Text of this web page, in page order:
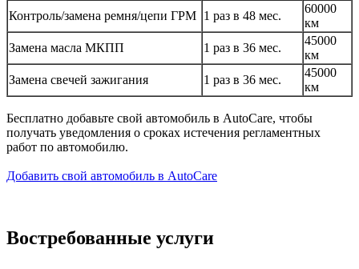
Контроль/замена ремня/цепи ГРМ 1 раз в 48 мес.
60000
км
Замена масла МКПП
1 раз в 36 мес.
45000
км
Замена свечей зажигания
1 раз в 36 мес.
45000
км
Бесплатно добавьте свой автомобиль в AutoCare, чтобы
получать уведомления о сроках истечения регламентных
работ по автомобилю.
Добавить свой автомобиль в AutoCare
Востребованные услуги